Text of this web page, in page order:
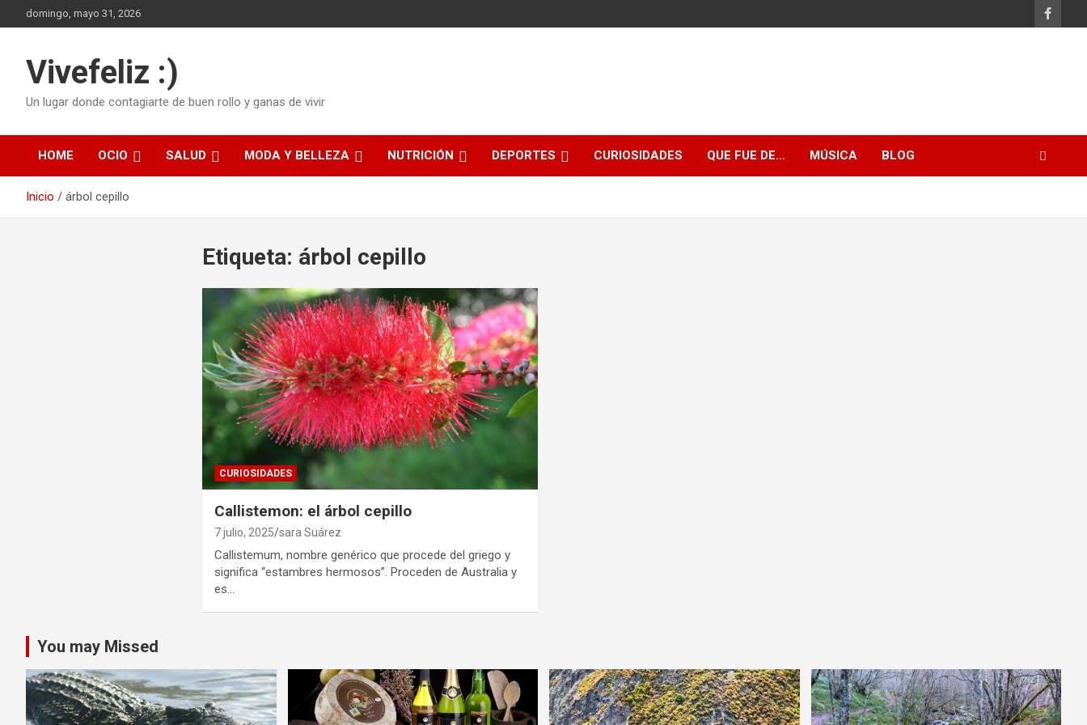
al
domingo, mayo 31, 2026
Vivefeliz :)
Un lugar donde contagiarte de buen rollo y ganas de vivir
HOME OCIO SALUD MODA Y BELLEZA NUTRICIÓN DEPORTES CURIOSIDADES QUE FUE DE… MÚSICA BLOG
Inicio árbol cepillo
Etiqueta: árbol cepillo
CURIOSIDADES
Callistemon: el árbol cepillo
7 julio, 2025 sara Suárez
Callistemum, nombre genérico que procede del griego y
significa “estambres hermosos”. Proceden de Australia y
es…
You may Missed